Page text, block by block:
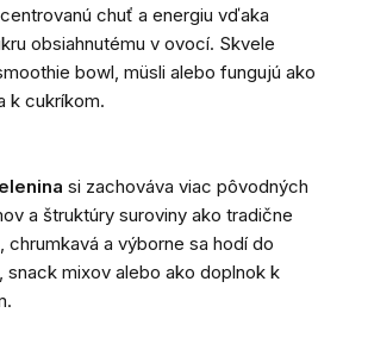
chuť a energiu vďaka
obsiahnutému v ovocí. Skvele
bowl, müsli alebo fungujú ako
k cukríkom.
si zachováva viac pôvodných
a štruktúry suroviny ako tradične
chrumkavá a výborne sa hodí do
snack mixov alebo ako doplnok k